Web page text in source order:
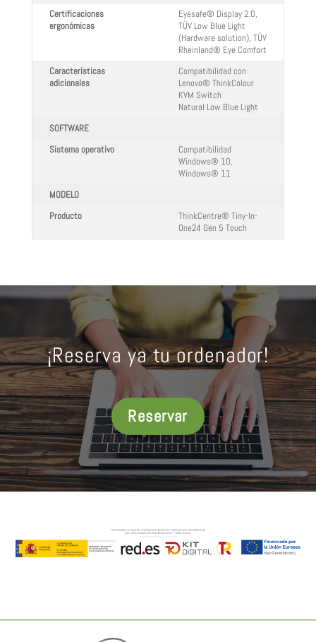
Certificaciones
ergonómicas
Eyesafe® Display 2.0,
TÜV Low Blue Light
(Hardware solution), TÜV
Rheinland® Eye Comfort
Características
adicionales
Compatibilidad con
Lenovo® ThinkColour
KVM Switch
Natural Low Blue Light
SOFTWARE
Sistema operativo
Compatibilidad
Windows® 10,
Windows® 11
MODELO
Producto
ThinkCentre® Tiny-In-
One24 Gen 5 Touch
¡Reserva ya tu ordenador!
Reservar